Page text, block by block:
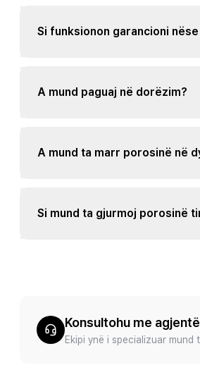
Si funksionon garancioni
A mund paguaj në dorëzim?
A mund ta marr porosinë në
Si mund ta gjurmoj porosinë
Konsultohu me
Ekipi ynë i specializuar